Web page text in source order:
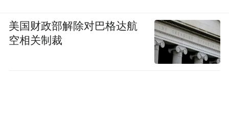
美国财政部解除对巴格达航
空相关制裁